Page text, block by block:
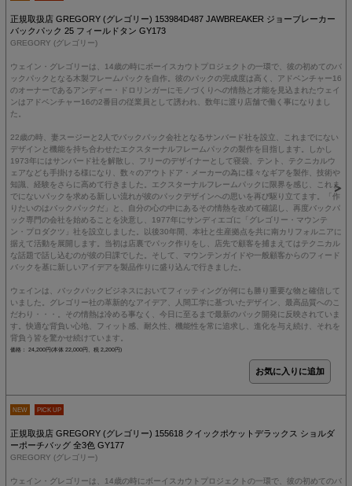
正規取扱店 GREGORY (グレゴリー) 153984D487 JAWBREAKER ジョーブレーカー
バックパック 25 フィールドタン GY173
GREGORY (グレゴリー)
ウェイン・グレゴリーは、14歳の時にボーイスカウトプロジェクトの一環で、彼の初めてのバ
ックパックとなる木製フレームパックを自作。彼のパックの完成度は高く、アドベンチャー16
のオーナーであるアンディー・ドロリンガーにモノづくりへの情熱と才能を見込まれたウェイ
ンはアドベンチャー16の2番目の従業員として誘われ、数年に渡り店舗で働く事になりまし
た。
22歳の時、妻スージーと2人でバックパック会社となるサンバード社を設立、これまでにない
デザインと機能を持ち合わせたエクスターナルフレームパックの製作を目指します。しかし
1973年にはサンバード社を解散し、フリーのデザイナーとして寝袋、テント、テクニカルウ
ェアなども手掛ける様になり、数々のアウトドア・メーカーの為に様々なギアを製作、技術や
知識、経験をさらに高めて行きました。エクスターナルフレームパックに限界を感じ、これま
でにないパックを求める新しい流れが彼のパックデザインへの思いを再び駆り立てます。「作
りたいのはバックパックだ」と、自分の心の中にあるその情熱を改めて確認し、再度バックパ
ック専門の会社を始めることを決意し、1977年にサンディエゴに「グレゴリー・マウンテ
ン・プロダクツ」社を設立しました。以後30年間、本社と生産拠点を共に南カリフォルニアに
据えて活動を展開します。当初は店裏でパック作りをし、店先で顧客を捕まえてはテクニカル
な話題で話し込むのが彼の日課でした。そして、マウンテンガイドや一般顧客からのフィード
バックを基に新しいアイデアを製品作りに盛り込んで行きました。
ウェインは、バックパックビジネスにおいてフィッティングが何にも勝り重要な物と確信して
いました。グレゴリー社の革新的なアイデア、人間工学に基づいたデザイン、最高品質へのこ
だわり・・・。その情熱は冷める事なく、今日に至るまで最新のパック開発に反映されていま
す。快適な背負い心地、フィット感、耐久性、機能性を常に追求し、進化を与え続け、それを
背負う皆を驚かせ続けています。
価格： 24,200円(本体 22,000円、税 2,200円)
NEW PICK UP
正規取扱店 GREGORY (グレゴリー) 155618 クイックポケットデラックス ショルダ
ーポーチバッグ 全3色 GY177
GREGORY (グレゴリー)
ウェイン・グレゴリーは、14歳の時にボーイスカウトプロジェクトの一環で、彼の初めてのバ